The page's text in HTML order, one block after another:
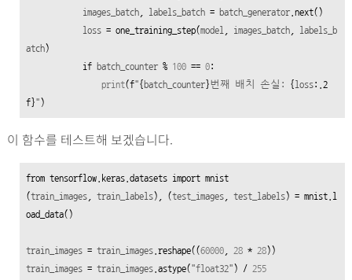
images_batch, labels_batch = batch_generator.next()
loss = one_training_step(model images_batch, labels_b
atch)
if batch_counter % 100 == 0:
print(f"{ batch_counter}번째 배치 손실: { loss:.2
f}" )
이 함수를 테스트해 보겠습니다.
from tensorflow.keras.datasets import mnist
(train_images, train_labels), (test_images, test_labels) = mnist.l
oad_data()
train_images = train_images.reshape((60000, 28 * 28
train_images = train_images.astype("float32" ) / 255